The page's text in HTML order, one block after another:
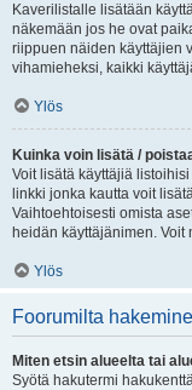
Kaverilistalle lisätään
näkemään jos he ovat
riippuen näiden käyttäjien
vihamieheksi, kaikki
Ylös
Kuinka voin lisätä /
Voit lisätä käyttäjiä
linkki jonka kautta voit
Vaihtoehtoisesti omista
heidän käyttäjänimen.
Ylös
Foorumilta
Miten etsin alueelta tai
Syötä hakutermi